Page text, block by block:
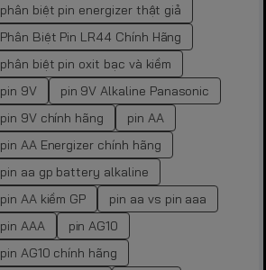
phân biệt pin energizer thật giả
Phân Biệt Pin LR44 Chính Hãng
phân biệt pin oxit bạc và kiềm
pin 9V
pin 9V Alkaline Panasonic
pin 9V chính hãng
pin AA
pin AA Energizer chính hãng
pin aa gp battery alkaline
pin AA kiềm GP
pin aa vs pin aaa
pin AAA
pin AG10
pin AG10 chính hãng